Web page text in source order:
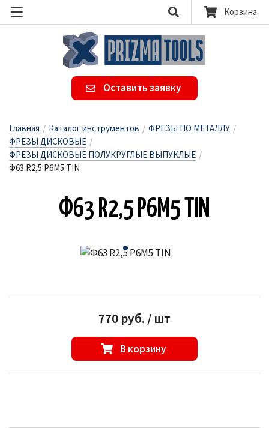
Корзина
Оставить заявку
Главная / Каталог инструментов / ФРЕЗЫ ПО МЕТАЛЛУ /
ФРЕЗЫ ДИСКОВЫЕ /
ФРЕЗЫ ДИСКОВЫЕ ПОЛУКРУГЛЫЕ ВЫПУКЛЫЕ /
Ф63 R2,5 Р6М5 TIN
Ф63 R2,5 Р6М5 TIN
770 руб. / шт
В корзину